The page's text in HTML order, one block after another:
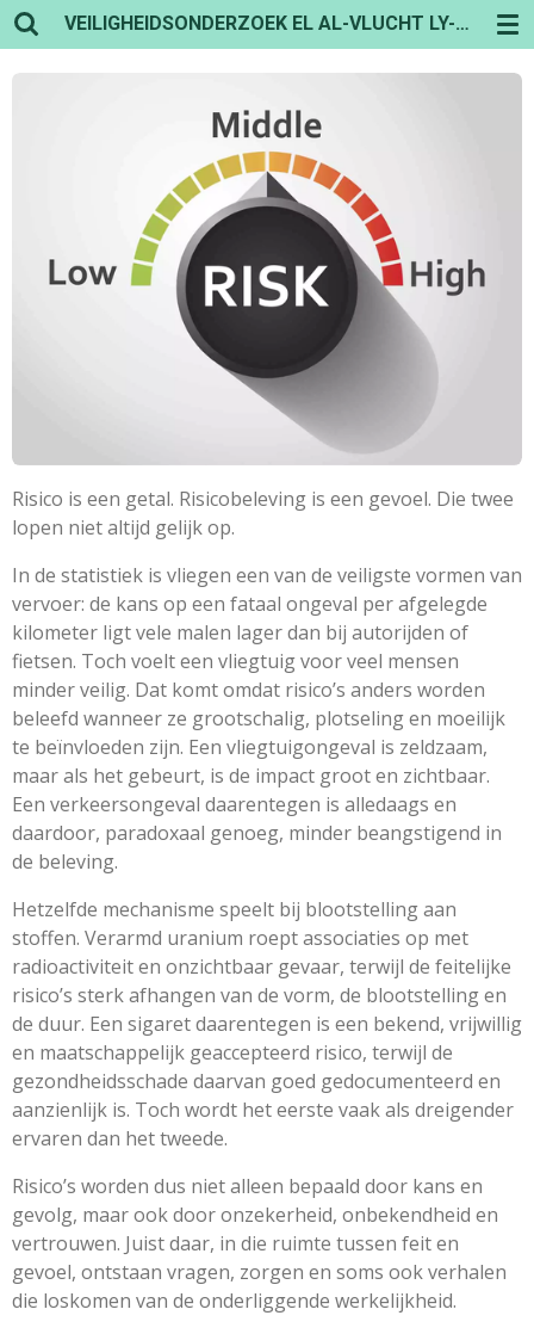
Ga
direct
VEILIGHEIDSONDERZOEK EL AL-VLUCHT LY-1862
Risico is een getal. Risicobeleving is een gevoel. Die twee
lopen niet altijd gelijk op.
In de statistiek is vliegen een van de veiligste vormen van
vervoer: de kans op een fataal ongeval per afgelegde
kilometer ligt vele malen lager dan bij autorijden of
fietsen. Toch voelt een vliegtuig voor veel mensen
minder veilig. Dat komt omdat risico’s anders worden
beleefd wanneer ze grootschalig, plotseling en moeilijk
te beïnvloeden zijn. Een vliegtuigongeval is zeldzaam,
maar als het gebeurt, is de impact groot en zichtbaar.
Een verkeersongeval daarentegen is alledaags en
daardoor, paradoxaal genoeg, minder beangstigend in
de beleving.
Hetzelfde mechanisme speelt bij blootstelling aan
stoffen. Verarmd uranium roept associaties op met
radioactiviteit en onzichtbaar gevaar, terwijl de feitelijke
risico’s sterk afhangen van de vorm, de blootstelling en
de duur. Een sigaret daarentegen is een bekend, vrijwillig
en maatschappelijk geaccepteerd risico, terwijl de
gezondheidsschade daarvan goed gedocumenteerd en
aanzienlijk is. Toch wordt het eerste vaak als dreigender
ervaren dan het tweede.
Risico’s worden dus niet alleen bepaald door kans en
gevolg, maar ook door onzekerheid, onbekendheid en
vertrouwen. Juist daar, in die ruimte tussen feit en
gevoel, ontstaan vragen, zorgen en soms ook verhalen
die loskomen van de onderliggende werkelijkheid.